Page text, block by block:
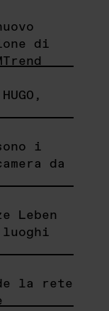
di
i
da
Leben
la rete